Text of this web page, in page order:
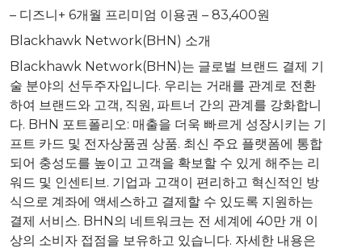
– 디즈니+ 6개월 프리미엄 이용권 – 83,400원
Blackhawk Network(BHN) 소개
Blackhawk Network(BHN)는 글로벌 브랜드 결제 기
술 분야의 선두주자입니다. 우리는 거래를 관계로 전환
하여 브랜드와 고객, 직원, 파트너 간의 관계를 강화합니
다. BHN 포트폴리오: 매출을 더욱 빠르게 성장시키는 기
프트 카드 및 전자상품권 상품. 최신 주요 플랫폼에 통합
되어 충성도를 높이고 고객을 확보할 수 있게 해주는 리
워드 및 인센티브. 기업과 고객이 편리하고 혁신적인 방
식으로 계좌에 액세스하고 결제할 수 있도록 지원하는
결제 서비스. BHN의 네트워크는 전 세계에 40만 개 이
상의 소비자 접점을 보유하고 있습니다. 자세한 내용은